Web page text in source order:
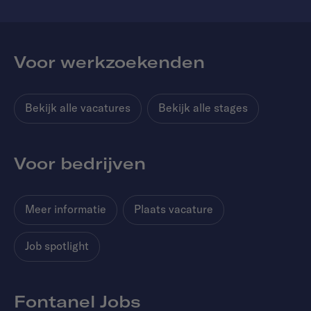
Voor werkzoekenden
Bekijk alle vacatures Bekijk alle stages
Voor bedrijven
Meer informatie Plaats vacature
Job spotlight
Fontanel Jobs